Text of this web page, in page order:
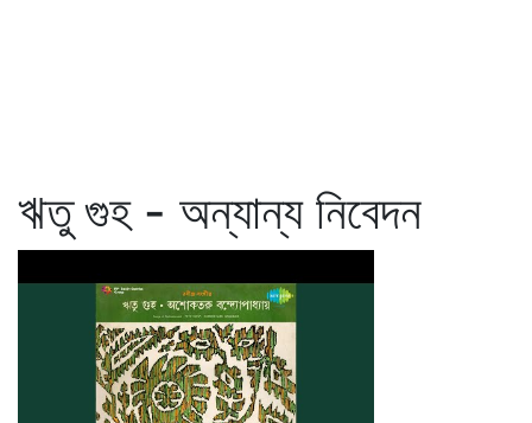
ঋতু গুহ - অন্যান্য নিবেদন